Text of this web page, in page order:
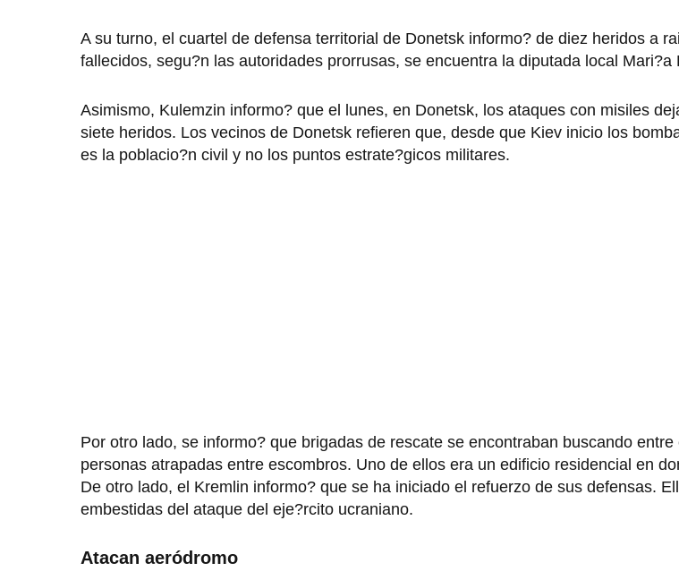
A su turno, el cuartel de defensa territorial de Donetsk informo? de diez heridos a
fallecidos, segu?n las autoridades prorrusas, se encuentra la diputada local Mari?a
Asimismo, Kulemzin informo? que el lunes, en Donetsk, los ataques con misiles
siete heridos. Los vecinos de Donetsk refieren que, desde que Kiev inicio los
es la poblacio?n civil y no los puntos estrate?gicos militares.
Por otro lado, se informo? que brigadas de rescate se encontraban buscando
personas atrapadas entre escombros. Uno de ellos era un edificio residencial en
De otro lado, el Kremlin informo? que se ha iniciado el refuerzo de sus defensas.
embestidas del ataque del eje?rcito ucraniano.
Atacan aeródromo